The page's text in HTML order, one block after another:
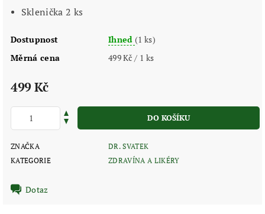
Sklenička 2 ks
Dostupnost Ihned(1 ks)
Měrná cena
499 Kč / 1 ks
499 Kč
ZNAČKA
DR. SVATEK
KATEGORIE
ZDRAVÍNA A LIKÉRY
Dotaz